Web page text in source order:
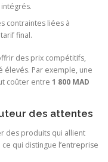
contraintes liées à
final.
des prix compétitifs,
élevés. Par exemple, une
coûter entre 1 800 MAD
des attentes
des produits qui allient
qui distingue l’entreprise